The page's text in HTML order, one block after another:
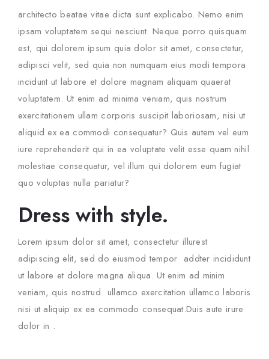
architecto beatae vitae dicta sunt explicabo. Nemo enim
ipsam voluptatem sequi nesciunt. Neque porro quisquam
est, qui dolorem ipsum quia dolor sit amet, consectetur,
adipisci velit, sed quia non numquam eius modi tempora
incidunt ut labore et dolore magnam aliquam quaerat
voluptatem. Ut enim ad minima veniam, quis nostrum
exercitationem ullam corporis suscipit laboriosam, nisi ut
aliquid ex ea commodi consequatur? Quis autem vel eum
iure reprehenderit qui in ea voluptate velit esse quam nihil
molestiae consequatur, vel illum qui dolorem eum fugiat
quo voluptas nulla pariatur?
Dress with style.
Lorem ipsum dolor sit amet, consectetur illurest
adipiscing elit, sed do eiusmod tempor addter incididunt
ut labore et dolore magna aliqua. Ut enim ad minim
veniam, quis nostrud ullamco exercitation ullamco laboris
nisi ut aliquip ex ea commodo consequat.Duis aute irure
dolor in .